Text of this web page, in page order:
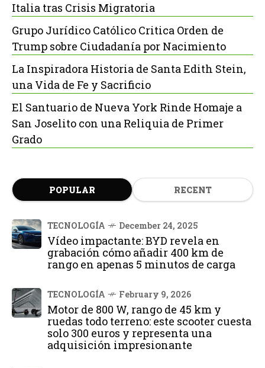
Italia tras Crisis Migratoria
Grupo Jurídico Católico Critica Orden de
Trump sobre Ciudadanía por Nacimiento
La Inspiradora Historia de Santa Edith Stein,
una Vida de Fe y Sacrificio
El Santuario de Nueva York Rinde Homaje a
San Joselito con una Reliquia de Primer
Grado
POPULAR RECENT
TECNOLOGÍA December 24, 2025
Vídeo impactante: BYD revela en
grabación cómo añadir 400 km de
rango en apenas 5 minutos de carga
TECNOLOGÍA February 9, 2026
Motor de 800 W, rango de 45 km y
ruedas todo terreno: este scooter cuesta
solo 300 euros y representa una
adquisición impresionante